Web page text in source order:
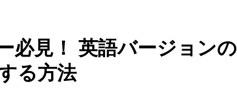
必見！ 英語バージョンの
る方法